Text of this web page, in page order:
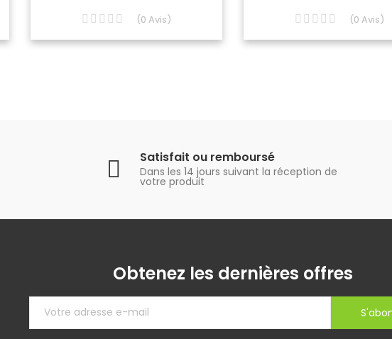
(0 Avis) (0 Avis)
Satisfait ou remboursé
Dans les 14 jours suivant la réception de
votre produit
Obtenez les dernières offres